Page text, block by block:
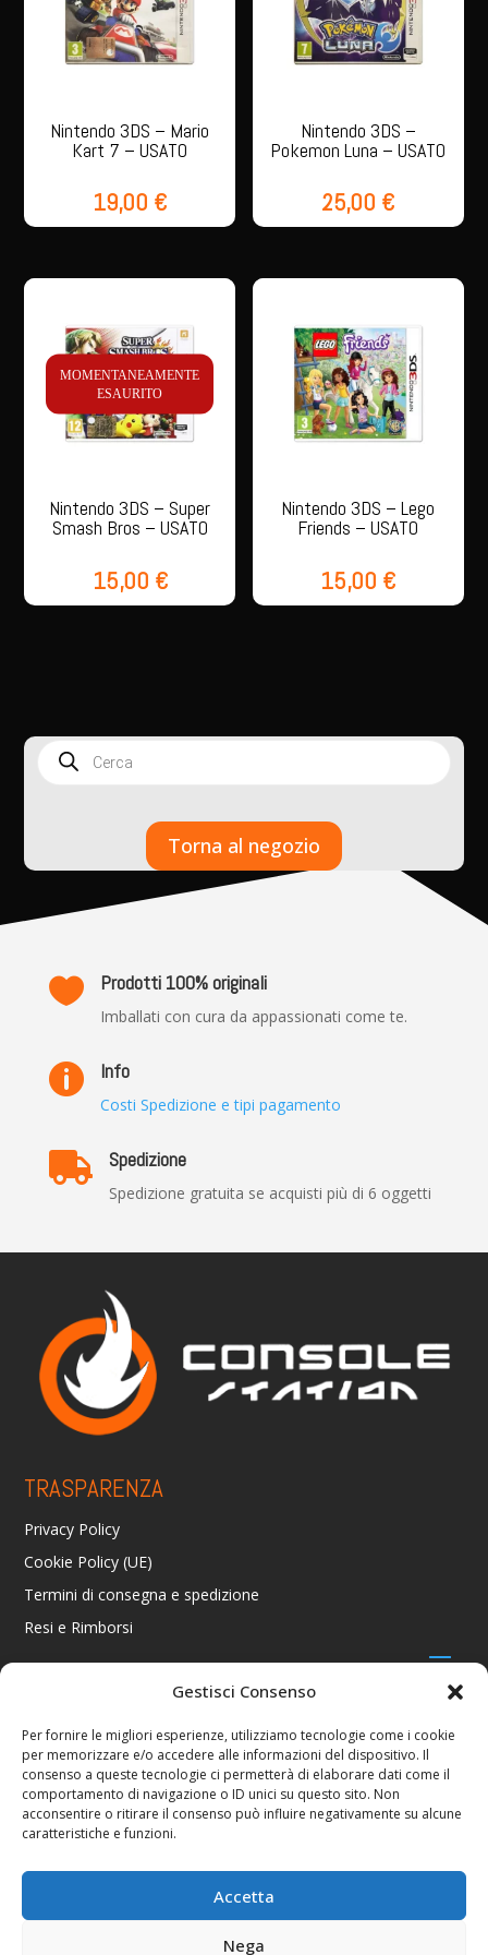
Gestisci Consenso
Per fornire le migliori esperienze, utilizziamo tecnologie come i cookie
per memorizzare e/o accedere alle informazioni del dispositivo. Il
consenso a queste tecnologie ci permetterà di elaborare dati come il
comportamento di navigazione o ID unici su questo sito. Non
acconsentire o ritirare il consenso può influire negativamente su alcune
caratteristiche e funzioni.
Accetta
Nega
Nintendo 3DS – Mario
Kart 7 – USATO
19,00 €
Nintendo 3DS –
Pokemon Luna – USATO
25,00 €
MOMENTANEAMENTE
ESAURITO
Nintendo 3DS – Super
Smash Bros – USATO
15,00 €
Nintendo 3DS – Lego
Friends – USATO
15,00 €
Products
search
Torna al negozio
 Prodotti 100% originali
Imballati con cura da appassionati come te.
 Info
Costi Spedizione e tipi pagamento
 Spedizione
Spedizione gratuita se acquisti più di 6 oggetti
TRASPARENZA
Privacy Policy
Cookie Policy (UE)
Termini di consegna e spedizione
Resi e Rimborsi
CONTATTI
Via R. Giuliani 70/c Rosso, 50141 Firenze FI
+39 055 4289002 / +39 392 2343100
info@consolestation.it
P.Iva 04990180483